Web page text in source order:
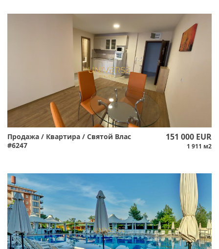
Продажа / Квартира / Святой Влас
#6247
151 000 EUR
1 911 м2